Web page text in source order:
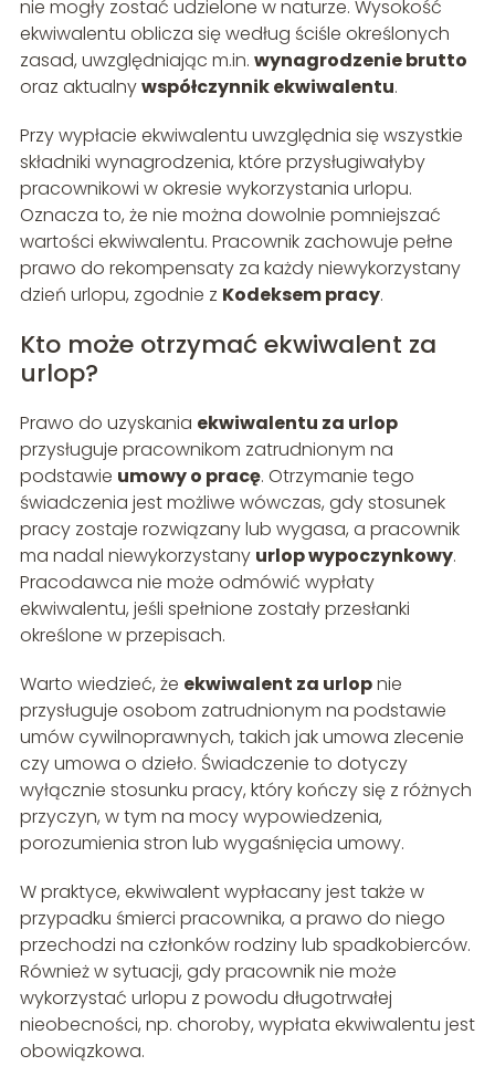
nie mogły zostać udzielone w naturze. Wysokość
ekwiwalentu oblicza się według ściśle określonych
zasad, uwzględniając m.in. wynagrodzenie brutto
oraz aktualnywspółczynnik ekwiwalentu.
Przy wypłacie ekwiwalentu uwzględnia się wszystkie
składniki wynagrodzenia, które przysługiwałyby
pracownikowi w okresie wykorzystania urlopu.
Oznacza to, że nie można dowolnie pomniejszać
wartości ekwiwalentu. Pracownik zachowuje pełne
prawo do rekompensaty za każdy niewykorzystany
dzień urlopu, zgodnie z Kodeksem pracy.
Kto może otrzymać ekwiwalent za
urlop?
Prawo do uzyskania ekwiwalentu za urlop
przysługuje pracownikom zatrudnionym na
podstawie umowy o pracę. Otrzymanie tego
świadczenia jest możliwe wówczas, gdy stosunek
pracy zostaje rozwiązany lub wygasa, a pracownik
ma nadal niewykorzystany urlop wypoczynkowy.
Pracodawca nie może odmówić wypłaty
ekwiwalentu, jeśli spełnione zostały przesłanki
określone w przepisach.
Warto wiedzieć, że ekwiwalent za urlopnie
przysługuje osobom zatrudnionym na podstawie
umów cywilnoprawnych, takich jak umowa zlecenie
czy umowa o dzieło. Świadczenie to dotyczy
wyłącznie stosunku pracy, który kończy się z różnych
przyczyn, w tym na mocy wypowiedzenia,
porozumienia stron lub wygaśnięcia umowy.
W praktyce, ekwiwalent wypłacany jest także w
przypadku śmierci pracownika, a prawo do niego
przechodzi na członków rodziny lub spadkobierców.
Również w sytuacji, gdy pracownik nie może
wykorzystać urlopu z powodu długotrwałej
nieobecności, np. choroby, wypłata ekwiwalentu jest
obowiązkowa.